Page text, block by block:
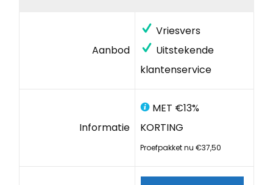
Aanbod
Vriesvers
Uitstekende
klantenservice
Informatie
MET €13%
KORTING
Proefpakket nu €37,50